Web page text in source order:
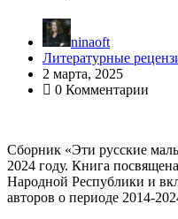
ninaoft
Литературные
2 марта, 2025
0 Комментарии
Сборник «Эти русские
2024 году. Книга
Народной Республики и
авторов о периоде 2014-